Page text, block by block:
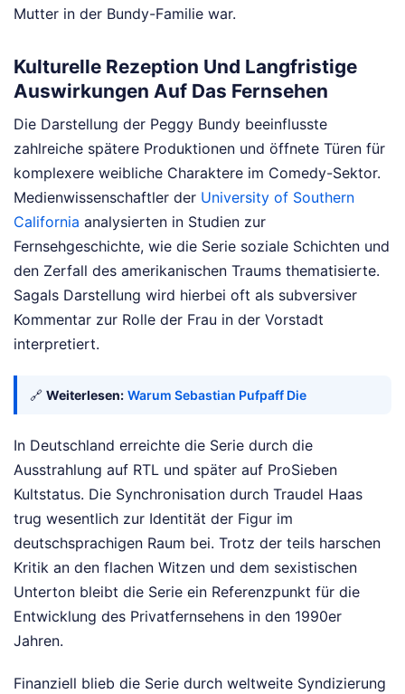
Mutter in der Bundy-Familie war.
Kulturelle Rezeption Und Langfristige
Auswirkungen Auf Das Fernsehen
Die Darstellung der Peggy Bundy beeinflusste
zahlreiche spätere Produktionen und öffnete Türen für
komplexere weibliche Charaktere im Comedy-Sektor.
Medienwissenschaftler der University of Southern
California analysierten in Studien zur
Fernsehgeschichte, wie die Serie soziale Schichten und
den Zerfall des amerikanischen Traums thematisierte.
Sagals Darstellung wird hierbei oft als subversiver
Kommentar zur Rolle der Frau in der Vorstadt
interpretiert.
🔗 Weiterlesen: Warum Sebastian Pufpaff Die
In Deutschland erreichte die Serie durch die
Ausstrahlung auf RTL und später auf ProSieben
Kultstatus. Die Synchronisation durch Traudel Haas
trug wesentlich zur Identität der Figur im
deutschsprachigen Raum bei. Trotz der teils harschen
Kritik an den flachen Witzen und dem sexistischen
Unterton bleibt die Serie ein Referenzpunkt für die
Entwicklung des Privatfernsehens in den 1990er
Jahren.
Finanziell blieb die Serie durch weltweite Syndizierung